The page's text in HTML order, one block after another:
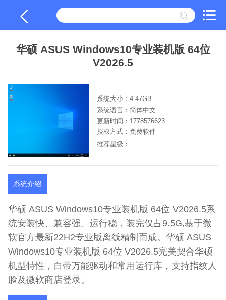
华硕 ASUS Windows10专业装机版 64位
V2026.5
系统大小：4.47GB
系统语言：简体中文
更新时间：1778576623
授权方式：免费软件
推荐星级：
系统介绍
华硕 ASUS Windows10专业装机版 64位 V2026.5系
统安装快、兼容强、运行稳，装完仅占9.5G,基于微
软官方最新22H2专业版离线精制而成。华硕 ASUS
Windows10专业装机版 64位 V2026.5完美契合华硕
机型特性，自带万能驱动和常用运行库，支持指纹人
脸及微软商店登录。